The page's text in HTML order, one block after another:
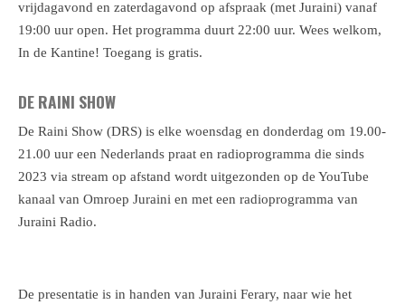
vrijdagavond en zaterdagavond op afspraak (met Juraini) vanaf
19:00 uur open. Het programma duurt 22:00 uur. Wees welkom,
In de Kantine! Toegang is gratis.
DE RAINI SHOW
De Raini Show (DRS) is elke woensdag en donderdag om 19.00-
21.00 uur een Nederlands praat en radioprogramma die sinds
2023 via stream op afstand wordt uitgezonden op de YouTube
kanaal van Omroep Juraini en met een radioprogramma van
Juraini Radio.
De presentatie is in handen van Juraini Ferary, naar wie het